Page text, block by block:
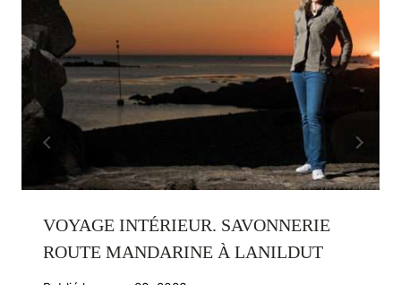
VOYAGE INTÉRIEUR. SAVONNERIE
ROUTE MANDARINE À LANILDUT